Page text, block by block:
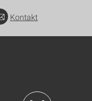
Kontakt